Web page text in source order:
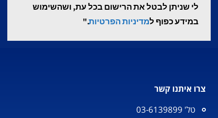
לי שניתן לבטל את הרישום בכל עת, ושהשימוש
במידע כפוף למדיניות הפרטיות."
צרו איתנו קשר
טל' 03-6139899